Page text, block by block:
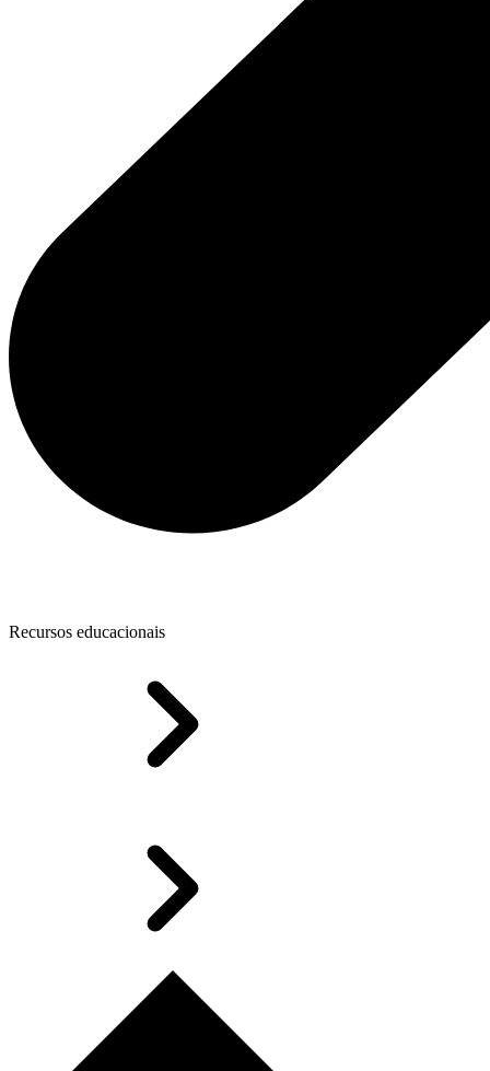
Recursos educacionais